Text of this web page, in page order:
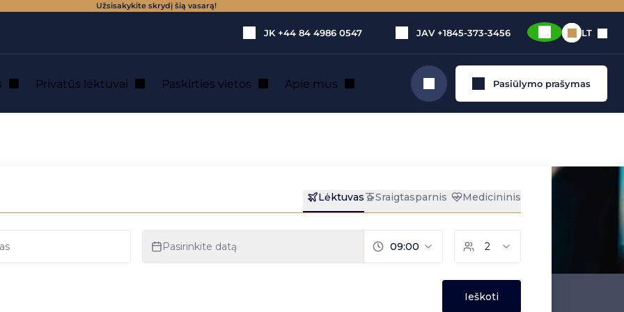
Užsisakykite skrydį šią vasarą!
JK +44 84 4986 0547 JAV +1845-373-3456 LT
Privatūs lėktuvai Paskirties vietos Apie mus Ieškoti Pasiūlymo prašymas